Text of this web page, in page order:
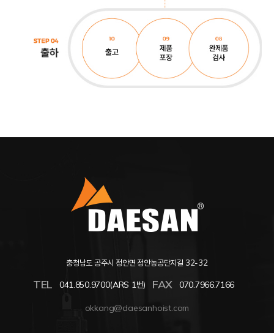
충청남도 공주시 정안면 정안농공단지길 32-32
TEL 041.850.9700(ARS 1번) FAX 070.7966.7166
okkang@daesanhoist.com